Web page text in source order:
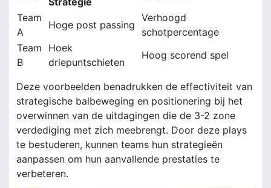
Team
A
Hoge post passing
Verhoogd
schotpercentage
Team
B
Hoek
driepuntschieten
Hoog scorend spel
Deze voorbeelden benadrukken de effectiviteit van
strategische balbeweging en positionering bij het
overwinnen van de uitdagingen die de 3-2 zone
verdediging met zich meebrengt. Door deze plays
te bestuderen, kunnen teams hun strategieën
aanpassen om hun aanvallende prestaties te
verbeteren.